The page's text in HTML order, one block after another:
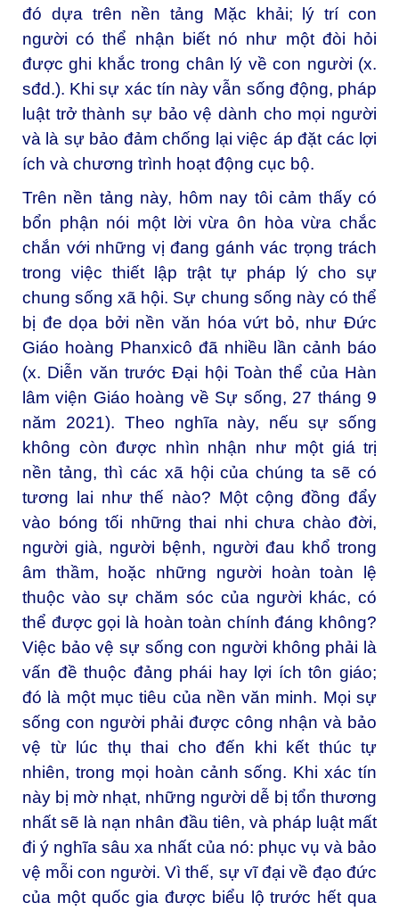
đó dựa trên nền tảng Mặc khải; lý trí con
người có thể nhận biết nó như một đòi hỏi
được ghi khắc trong chân lý về con người (x.
sđd.). Khi sự xác tín này vẫn sống động, pháp
luật trở thành sự bảo vệ dành cho mọi người
và là sự bảo đảm chống lại việc áp đặt các lợi
ích và chương trình hoạt động cục bộ.
Trên nền tảng này, hôm nay tôi cảm thấy có
bổn phận nói một lời vừa ôn hòa vừa chắc
chắn với những vị đang gánh vác trọng trách
trong việc thiết lập trật tự pháp lý cho sự
chung sống xã hội. Sự chung sống này có thể
bị đe dọa bởi nền văn hóa vứt bỏ, như Đức
Giáo hoàng Phanxicô đã nhiều lần cảnh báo
(x. Diễn văn trước Đại hội Toàn thể của Hàn
lâm viện Giáo hoàng về Sự sống, 27 tháng 9
năm 2021). Theo nghĩa này, nếu sự sống
không còn được nhìn nhận như một giá trị
nền tảng, thì các xã hội của chúng ta sẽ có
tương lai như thế nào? Một cộng đồng đẩy
vào bóng tối những thai nhi chưa chào đời,
người già, người bệnh, người đau khổ trong
âm thầm, hoặc những người hoàn toàn lệ
thuộc vào sự chăm sóc của người khác, có
thể được gọi là hoàn toàn chính đáng không?
Việc bảo vệ sự sống con người không phải là
vấn đề thuộc đảng phái hay lợi ích tôn giáo;
đó là một mục tiêu của nền văn minh. Mọi sự
sống con người phải được công nhận và bảo
vệ từ lúc thụ thai cho đến khi kết thúc tự
nhiên, trong mọi hoàn cảnh sống. Khi xác tín
này bị mờ nhạt, những người dễ bị tổn thương
nhất sẽ là nạn nhân đầu tiên, và pháp luật mất
đi ý nghĩa sâu xa nhất của nó: phục vụ và bảo
vệ mỗi con người. Vì thế, sự vĩ đại về đạo đức
của một quốc gia được biểu lộ trước hết qua